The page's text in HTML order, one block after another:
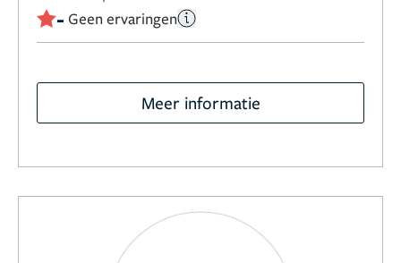
- Geen ervaringen
Meer informatie